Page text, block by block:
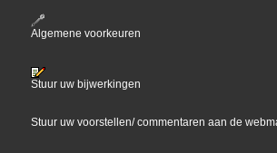
Algemene voorkeuren
Stuur uw bijwerkingen
Stuur uw voorstellen/ commentaren aan de